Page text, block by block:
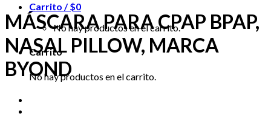
Carrito /$0
No hay productos en el carrito.
Carrito
No hay productos en el carrito.
MÁSCARA PARA CPAP BPAP,
NASAL PILLOW, MARCA
BYOND